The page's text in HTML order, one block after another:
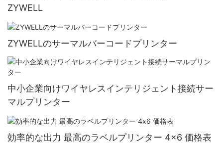
ZYWELL
ZYWELLのサーマルバーコードプリンター
中小企業向けワイヤレスインテリジェント接続サー
マルプリンター
効率的な出力 最高のラベルプリンター 4x6 価格表